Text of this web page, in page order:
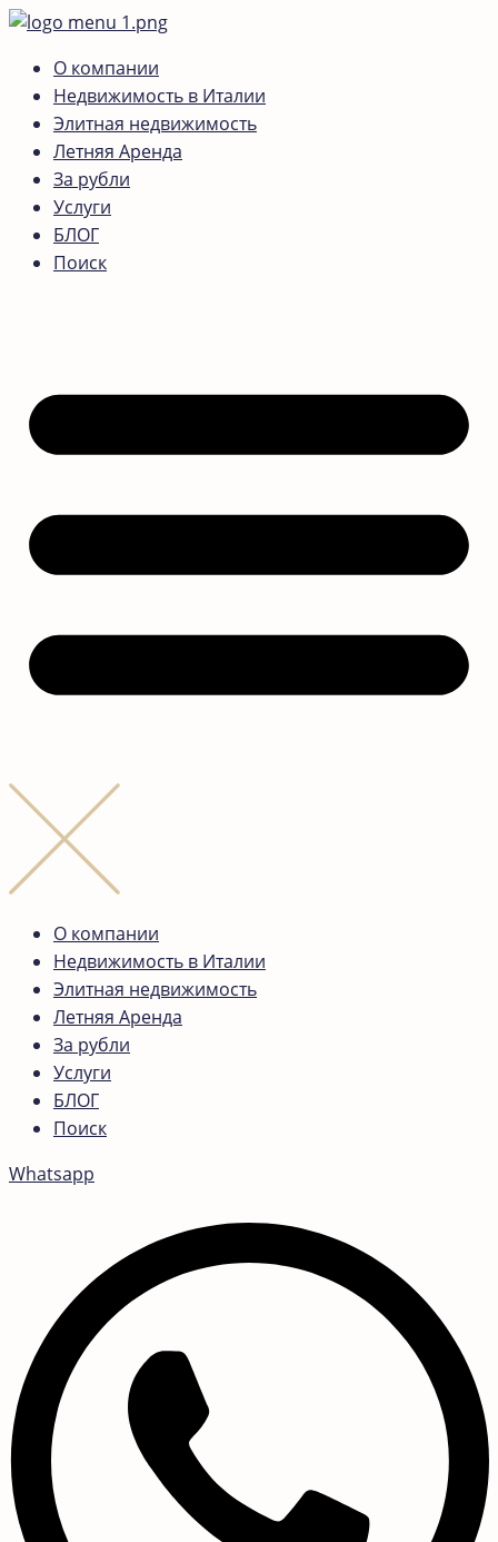
О компании
Недвижимость в Италии
Элитная недвижимость
Летняя Аренда
За рубли
Услуги
БЛОГ
Поиск
О компании
Недвижимость в Италии
Элитная недвижимость
Летняя Аренда
За рубли
Услуги
БЛОГ
Поиск
Whatsapp